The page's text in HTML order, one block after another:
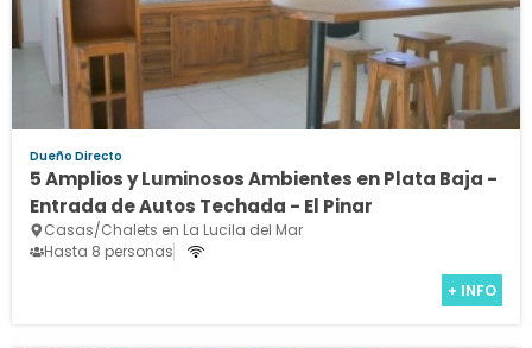
Dueño Directo
5 Amplios y Luminosos Ambientes en Plata Baja -
Entrada de Autos Techada - El Pinar
Casas/Chalets en La Lucila del Mar
Hasta 8 personas
+ INFO